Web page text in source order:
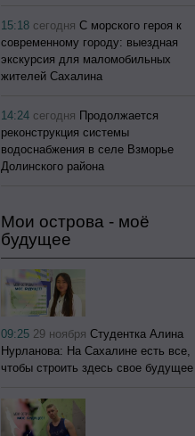
15:18 сегодня С морского героя к
современному городу: выездная
экскурсия для маломобильных
жителей Сахалина
14:24 сегодня Продолжается
реконструкция системы
водоснабжения в селе Взморье
Долинского района
Мои острова - моё
будущее
09:25 29 ноября Студентка Алина
Нурланова: На Сахалине есть все,
чтобы строить здесь свое будущее